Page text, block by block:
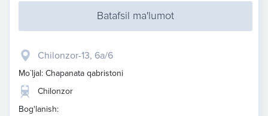
Batafsil ma'lumot
Chilonzor-​13, 6a/6
Mo`ljal: Chapanata qabristoni
Chilonzor
Bog'lanish: